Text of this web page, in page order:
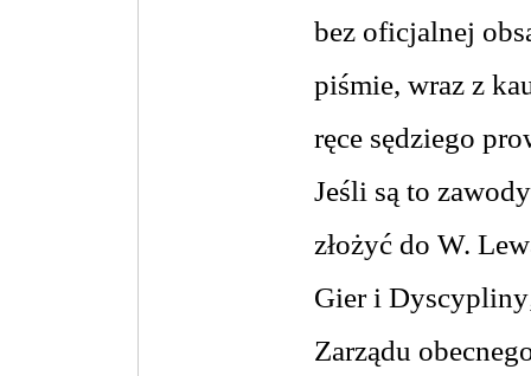
bez oficjalnej
piśmie, wraz z
ręce sędziego
Jeśli są to
złożyć do W.
Gier i
Zarządu